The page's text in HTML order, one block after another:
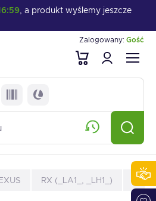
, a produkt wyślemy jeszcze
Zalogowany: Gość
RX (_LA1_, _LH1_)